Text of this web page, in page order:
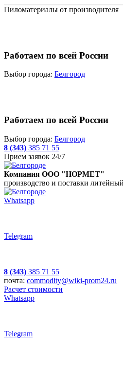
Пиломатериалы от производителя
Работаем по всей России
Выбор города: Белгород
Работаем по всей России
Выбор города: Белгород
8 (343) 385 71 55
Прием заявок 24/7
Компания ООО "НОРМЕТ"
производство и поставки
Whatsapp
Telegram
8 (343) 385 71 55
почта: commodity@wiki-prom24.ru
Расчет стоимости
Whatsapp
Telegram